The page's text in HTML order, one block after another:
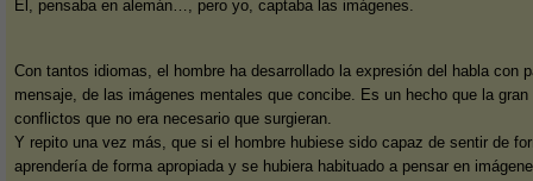
El, pensaba en alemán…, pero yo, captaba las imágenes.
Con tantos idiomas, el hombre ha desarrollado la expresión del habla
mensaje, de las imágenes mentales que concibe. Es un hecho que la
conflictos que no era necesario que surgieran.
Y repito una vez más, que si el hombre hubiese sido capaz de sentir de
aprendería de forma apropiada y se hubiera habituado a pensar en